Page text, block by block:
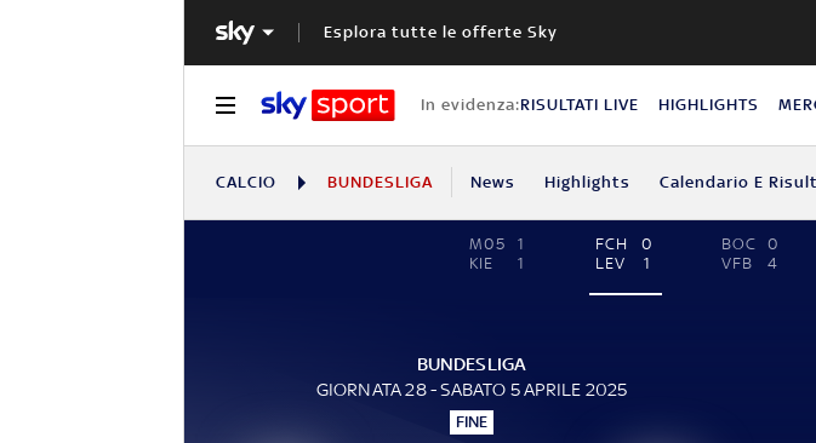
Esplora tutte le offerte Sky
In evidenza:RISULTATI LIVE HIGHLIGHTS
CALCIO BUNDESLIGA News Highlights Calendario E
M05
1
KIE
1
FCH
0
LEV
1
BOC
0
VFB
4
BUNDESLIGA
GIORNATA 28 - SABATO 5 APRILE 2025
FINE